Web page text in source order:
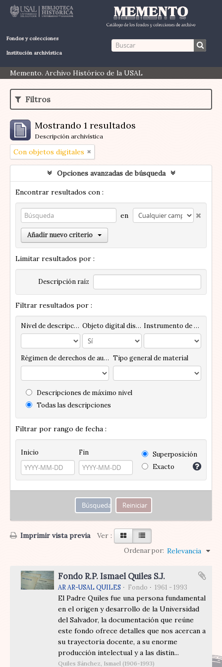
Fondos y colecciones
Institución archivística
Memento. Archivo Histórico de la USAL
Filtros
Mostrando 1 resultados
Descripción archivística
Con objetos digitales
Opciones avanzadas de búsqueda
Encontrar resultados con :
en
Añadir nuevo criterio
Limitar resultados por :
Descripción raíz
Filtrar resultados por :
Nivel de descripción Objeto digital disponibles Instrumento de descripción
Régimen de derechos de autor Tipo general de material
Descripciones de máximo nivel
Todas las descripciones
Filtrar por rango de fecha :
Inicio Fin
Superposición
Exacto
Imprimir vista previa Ver :
Ordenar por: Relevancia
Fondo R.P. Ismael Quiles S.J.
AR AR-USAL QUILES Fondo 1961 - 1993
El Padre Quiles fue una persona fundamental
en el origen y desarrollo de la Universidad
del Salvador, la documentación que reúne
este fondo ofrece detalles que nos acercan a
su trayectoria docente, a su enorme
producción intelectual y a las distin...
Quiles Sánchez, Ismael (1906-1993)